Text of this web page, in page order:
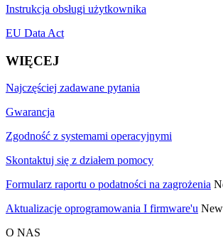
Instrukcja obsługi użytkownika
EU Data Act
WIĘCEJ
Najczęściej zadawane pytania
Gwarancja
Zgodność z systemami operacyjnymi
Skontaktuj się z działem pomocy
Formularz raportu o podatności na zagrożenia
Aktualizacje oprogramowania I firmware'u New
O NAS